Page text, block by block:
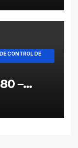
CONTROL DE
–